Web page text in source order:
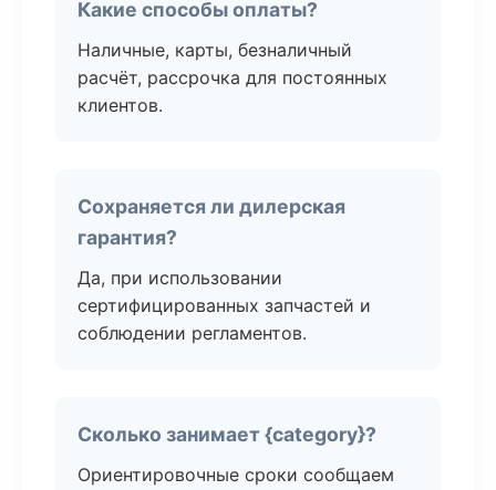
Какие способы оплаты?
Наличные, карты, безналичный
расчёт, рассрочка для постоянных
клиентов.
Сохраняется ли дилерская
гарантия?
Да, при использовании
сертифицированных запчастей и
соблюдении регламентов.
Сколько занимает {category}?
Ориентировочные сроки сообщаем